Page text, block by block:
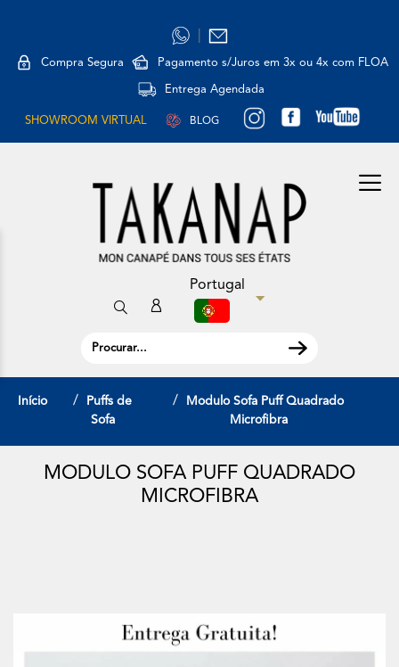
Compra Segura Pagamento s/Juros em 3x ou 4x com FLOA
Entrega Agendada
SHOWROOM VIRTUAL BLOG
Portugal
Início
Puffs de
Sofa
Modulo Sofa Puff Quadrado
Microfibra
MODULO SOFA PUFF QUADRADO
MICROFIBRA